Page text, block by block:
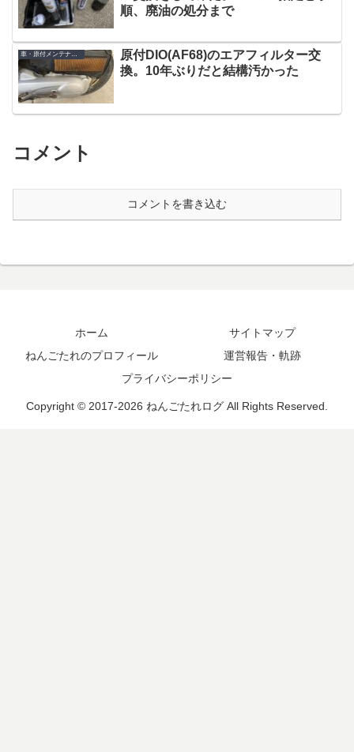
順、廃油の処分まで
原付DIO(AF68)のエアフィルター交
換。10年ぶりだと結構汚かった
コメント
コメントを書き込む
ホーム
サイトマップ
ねんごたれのプロフィール
運営報告・軌跡
プライバシーポリシー
Copyright © 2017-2026 ねんごたれログ All Rights Reserved.